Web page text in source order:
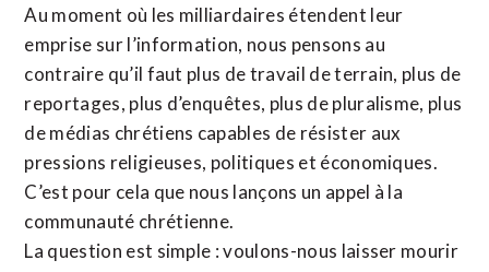
Au moment où les milliardaires étendent leur
emprise sur l’information, nous pensons au
contraire qu’il faut plus de travail de terrain, plus de
reportages, plus d’enquêtes, plus de pluralisme, plus
de médias chrétiens capables de résister aux
pressions religieuses, politiques et économiques.
C’est pour cela que nous lançons un appel à la
communauté chrétienne.
La question est simple : voulons-nous laisser mourir